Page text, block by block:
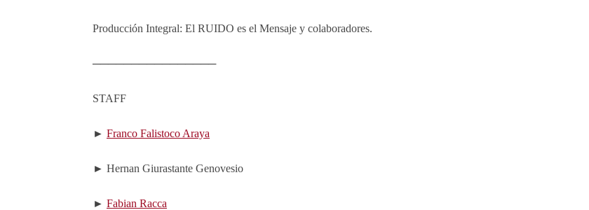
Producción Integral: El RUIDO es el Mensaje y colaboradores.
────────────────
STAFF
► Franco Falistoco Araya
► Hernan Giurastante Genovesio
► Fabian Racca